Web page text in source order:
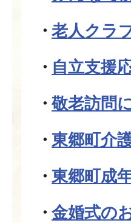
老人クラ
自立支援
敬老訪問
東郷町介
東郷町成
金婚式の